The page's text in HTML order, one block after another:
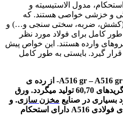
مدول الاستیسیته و
و خزشی خواصی هستند. که
(کشش، ضربه، سختی سنجی و…) و
طور کامل برای فولاد مورد نظر
وارده هستند. این خواص پیش
گیرد. بایستی به طور کامل
A516- ورق – A516 gr – A516 gr 60 – A516 gr 70- از رده ی
ورقهای ساختمانی است. که با گریدهای 60,70 تولید میگردد. ورق
مخزن سازی. و
ساخت دیگهای بخار دارد. ورقهای فولادی A516 دارای استحکام